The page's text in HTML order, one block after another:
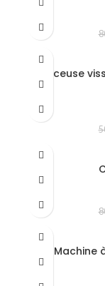
Perceuse
Machine